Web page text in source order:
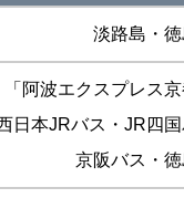
淡路島・
「阿波エクスプレス京
西日本JRバス・JR四国
京阪バス・